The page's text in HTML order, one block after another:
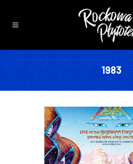
1983